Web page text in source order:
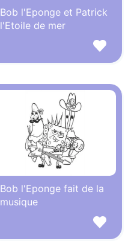
Bob l'Eponge et Patrick
l'Etoile de mer
Bob l'Eponge fait de la
musique